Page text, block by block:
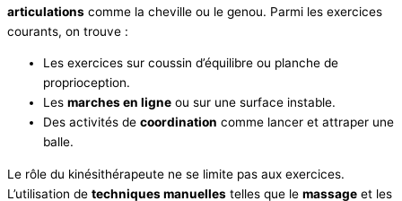
articulations comme la cheville ou le genou. Parmi les exercices
courants, on trouve :
Les exercices sur coussin d’équilibre ou planche de
proprioception.
Les marches en ligne ou sur une surface instable.
Des activités de coordination comme lancer et attraper une
balle.
Le rôle du kinésithérapeute ne se limite pas aux exercices.
L’utilisation de techniques manuelles telles que le massage et les